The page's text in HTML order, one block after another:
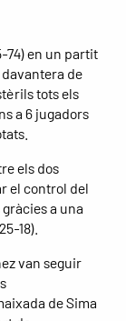
74) en un partit
de
tots els
a 6 jugadors
els dos
el control del
a una
18).
van seguir
de Sima